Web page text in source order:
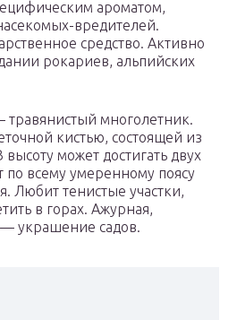
ароматом,
вредителей.
средство. Активно
рокариев, альпийских
травянистый многолетник.
кистью, состоящей из
может достигать двух
по всему умеренному поясу
Любит тенистые участки,
в горах. Ажурная,
украшение садов.